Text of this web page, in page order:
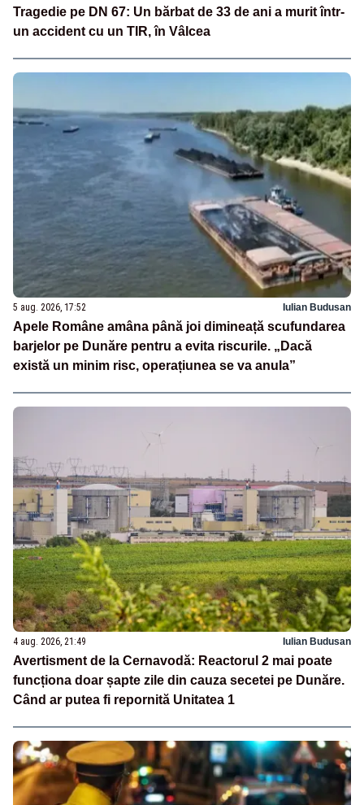
Tragedie pe DN 67: Un bărbat de 33 de ani a murit într-
un accident cu un TIR, în Vâlcea
5 aug. 2026, 17:52 Iulian Budusan
Apele Române amâna până joi dimineață scufundarea
barjelor pe Dunăre pentru a evita riscurile. „Dacă
există un minim risc, operațiunea se va anula”
4 aug. 2026, 21:49 Iulian Budusan
Avertisment de la Cernavodă: Reactorul 2 mai poate
funcționa doar șapte zile din cauza secetei pe Dunăre.
Când ar putea fi repornită Unitatea 1